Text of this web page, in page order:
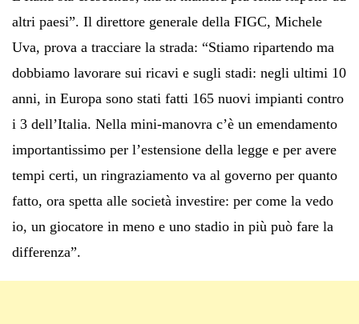
altri paesi”. Il direttore generale della FIGC, Michele
Uva, prova a tracciare la strada: “Stiamo ripartendo ma
dobbiamo lavorare sui ricavi e sugli stadi: negli ultimi 10
anni, in Europa sono stati fatti 165 nuovi impianti contro
i 3 dell’Italia. Nella mini-manovra c’è un emendamento
importantissimo per l’estensione della legge e per avere
tempi certi, un ringraziamento va al governo per quanto
fatto, ora spetta alle società investire: per come la vedo
io, un giocatore in meno e uno stadio in più può fare la
differenza”.